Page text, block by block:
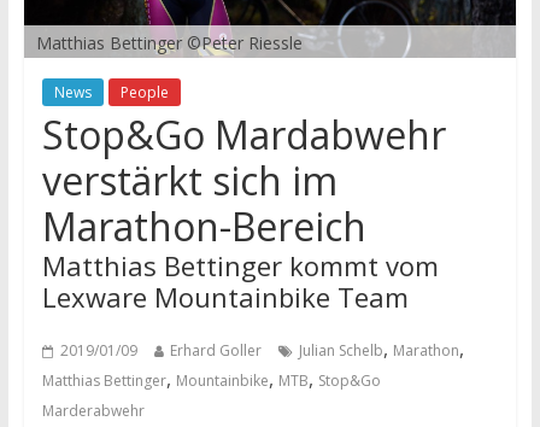
Matthias Bettinger ©Peter Riessle
News People
Stop&Go Mardabwehr
verstärkt sich im
Marathon-Bereich
Matthias Bettinger kommt vom
Lexware Mountainbike Team
2019/01/09 Erhard Goller Julian Schelb, Marathon,
Matthias Bettinger, Mountainbike, MTB, Stop&Go
Marderabwehr